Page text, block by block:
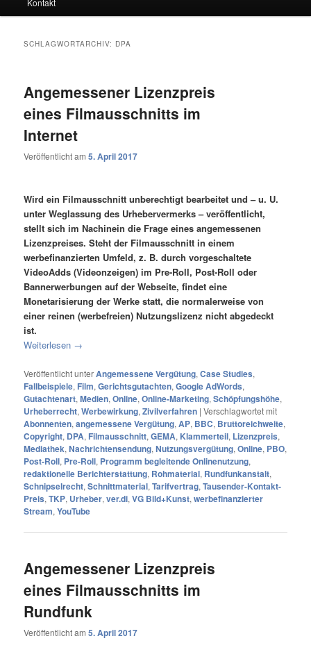
SCHLAGWORTARCHIV: DPA
Angemessener Lizenzpreis
eines Filmausschnitts im
Internet
Veröffentlicht am5. April 2017
Wird ein Filmausschnitt unberechtigt bearbeitet und – u. U.
unter Weglassung des Urhebervermerks – veröffentlicht,
stellt sich im Nachinein die Frage eines angemessenen
Lizenzpreises. Steht der Filmausschnitt in einem
werbefinanzierten Umfeld, z. B. durch vorgeschaltete
VideoAdds (Videonzeigen) im Pre-Roll, Post-Roll oder
Bannerwerbungen auf der Webseite, findet eine
Monetarisierung der Werke statt, die normalerweise von
einer reinen (werbefreien) Nutzungslizenz nicht abgedeckt
ist.
Weiterlesen →
Veröffentlicht unterAngemessene Vergütung,Case Studies,
Fallbeispiele, Film,Gerichtsgutachten,Google AdWords,
Gutachtenart,Medien,Online,Online-Marketing,Schöpfungshöhe,
Urheberrecht,Werbewirkung,Zivilverfahren |Verschlagwortet mit
Abonnenten,angemessene Vergütung,AP, BBC, Bruttoreichweite,
Copyright, DPA, Filmausschnitt,GEMA, Klammerteil, Lizenzpreis,
Mediathek,Nachrichtensendung,Nutzungsvergütung,Online, PBO,
Post-Roll, Pre-Roll, Programm begleitende Onlinenutzung,
redaktionelle Berichterstattung, Rohmaterial, Rundfunkanstalt,
Schnipselrecht,Schnittmaterial,Tarifvertrag,Tausender-Kontakt-
Preis,TKP, Urheber,ver.di,VG Bild+Kunst,werbefinanzierter
Stream,YouTube
Angemessener Lizenzpreis
eines Filmausschnitts im
Rundfunk
Veröffentlicht am5. April 2017